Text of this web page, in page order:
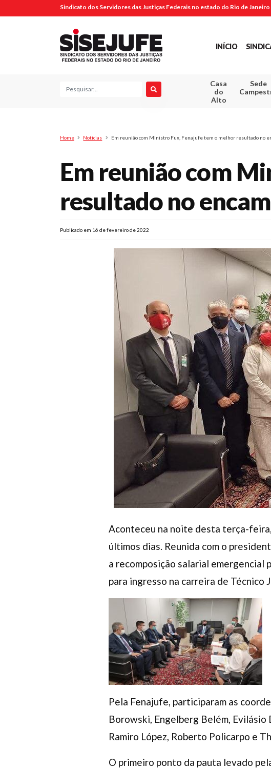
Sindicato dos Servidores das Justiças Federais no estado do Rio de Janeiro
INÍCIO
Pesquisa
Casa
do
Alto
Sede
Home Notícias Em reunião com Ministro Fux, Fenajufe tem o melhor resultado no
Em reunião com
resultado no
Publicado em 16 de fevereiro de 2022
Aconteceu na noite desta terça-
últimos dias. Reunida com o
a recomposição salarial
para ingresso na carreira de Técnico
Pela Fenajufe, participaram as
Borowski, Engelberg Belém, Evilásio
Ramiro López, Roberto Policarpo e
O primeiro ponto da pauta levado